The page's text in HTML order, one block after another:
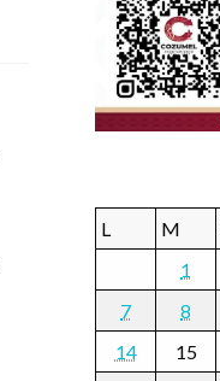
L M
1
7
8
14
15